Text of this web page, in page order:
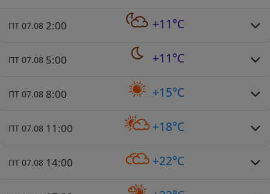
ПТ 07.08 2:00 +11°C
ПТ 07.08 5:00 +11°C
ПТ 07.08 8:00 +15°C
ПТ 07.08 11:00 +18°C
ПТ 07.08 14:00 +22°C